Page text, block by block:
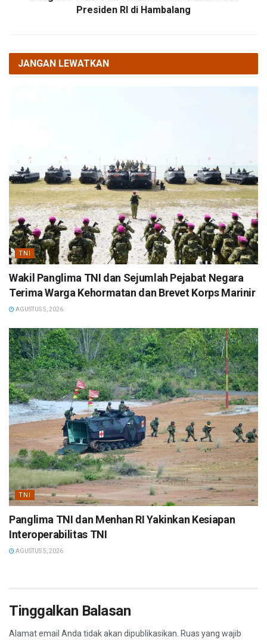
Presiden RI di Hambalang
JANGAN LEWATKAN
TNI
Wakil Panglima TNI dan Sejumlah Pejabat Negara
Terima Warga Kehormatan dan Brevet Korps Marinir
AGUSTUS 5, 2026
TNI
Panglima TNI dan Menhan RI Yakinkan Kesiapan
Interoperabilitas TNI
AGUSTUS 5, 2026
Tinggalkan Balasan
Alamat email Anda tidak akan dipublikasikan. Ruas yang wajib